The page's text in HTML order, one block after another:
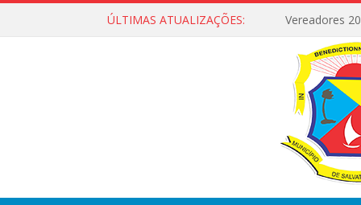
ÚLTIMAS ATUALIZAÇÕES: Vereadores